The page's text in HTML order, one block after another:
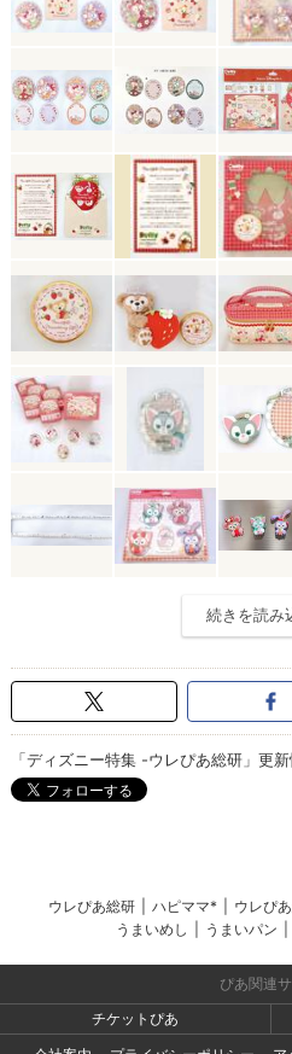
続きを読み
「ディズニー特集 -ウレぴあ総研」更
ウレぴあ総研 ハピママ* ウレぴ
うまいめし
うまいパン
ぴあ関連
チケットぴあ